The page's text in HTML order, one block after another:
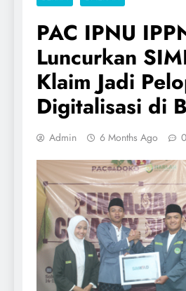
PAC IPNU
Luncurkan
Klaim Jadi
Digitalisasi di
Admin 6 Months Ago 0